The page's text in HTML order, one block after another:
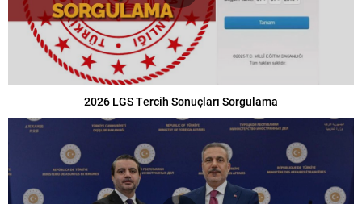
2026 LGS Tercih Sonuçları Sorgulama